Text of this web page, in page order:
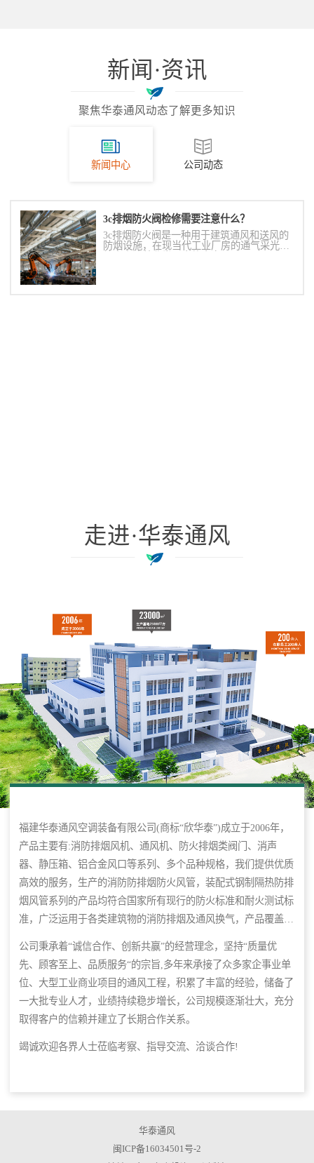
新闻·资讯
聚焦华泰通风动态了解更多知识
新闻中心 公司动态
3c排烟防火阀检修需要注意什么？
3c排烟防火阀是一种用于建筑通风和送风的
防烟设施，在现当代工业厂房的通气采光系
走进·华泰通风
福建华泰通风空调装备有限公司(商标“欣华泰”)成立于2006年，
产品主要有:消防排烟风机、通风机、防火排烟类阀门、消声
器、静压箱、铝合金风口等系列、多个品种规格，我们提供优质
高效的服务，生产的消防防排烟防火风管，装配式钢制隔热防排
烟风管系列的产品均符合国家所有现行的防火标准和耐火测试标
准，广泛运用于各类建筑物的消防排烟及通风换气，产品覆盖国
公司秉承着“诚信合作、创新共赢”的经营理念，坚持“质量优
先、顾客至上、品质服务“的宗旨,多年来承接了众多家企事业单
位、大型工业商业项目的通风工程，积累了丰富的经验，储备了
一大批专业人才，业绩持续稳步増长，公司规模逐渐壮大，充分
取得客户的信赖并建立了长期合作关系。
竭诚欢迎各界人士莅临考察、指导交流、洽谈合作!
华泰通风
闽ICP备16034501号-2